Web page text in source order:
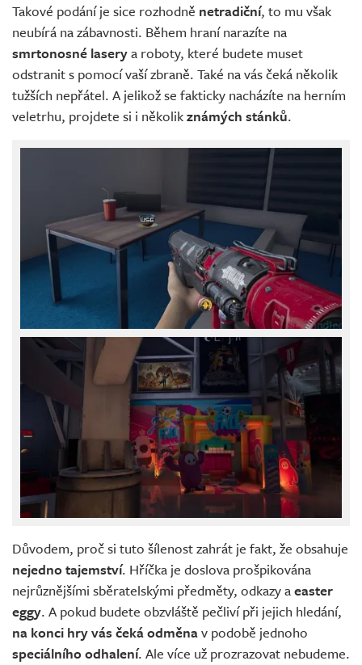
Takové podání je sice rozhodně netradiční, to mu však
neubírá na zábavnosti. Během hraní narazíte na
smrtonosné laserya roboty, které budete muset
odstranit s pomocí vaší zbraně. Také na vás čeká několik
tužších nepřátel. A jelikož se fakticky nacházíte na herním
veletrhu, projdete si i několikznámých stánků.
Důvodem, proč si tuto šílenost zahrát je fakt, že obsahuje
nejedno tajemství. Hříčka je doslova prošpikována
nejrůznějšími sběratelskými předměty, odkazy aeaster
eggy. A pokud budete obzvláště pečliví při jejich hledání,
na konci hry vás čeká odměnav podobě jednoho
speciálního odhalení. Ale více už prozrazovat nebudeme.